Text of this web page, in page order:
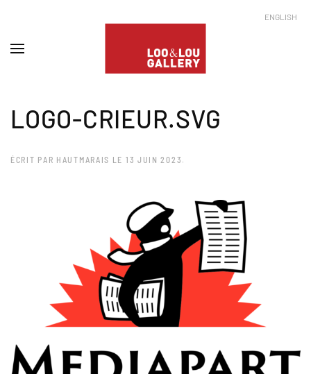
ENGLISH
LOGO-CRIEUR.SVG
ÉCRIT PAR HAUTMARAIS LE 13 JUIN 2023 .